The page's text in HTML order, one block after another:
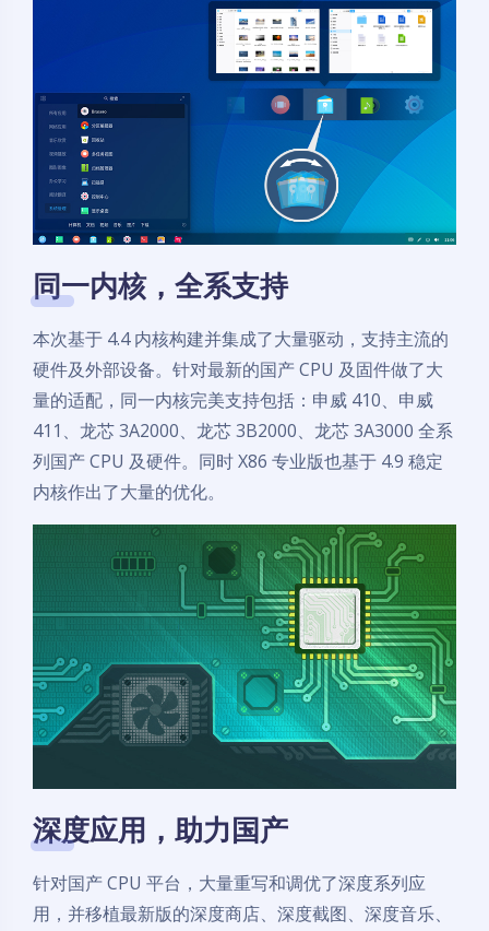
同一内核，全系支持
本次基于 4.4 内核构建并集成了大量驱动，支持主流的
硬件及外部设备。针对最新的国产 CPU 及固件做了大
量的适配，同一内核完美支持包括：申威 410、申威
411、龙芯 3A2000、龙芯 3B2000、龙芯 3A3000 全系
列国产 CPU 及硬件。同时 X86 专业版也基于 4.9 稳定
内核作出了大量的优化。
深度应用，助力国产
针对国产 CPU 平台，大量重写和调优了深度系列应
用，并移植最新版的深度商店、深度截图、深度音乐、